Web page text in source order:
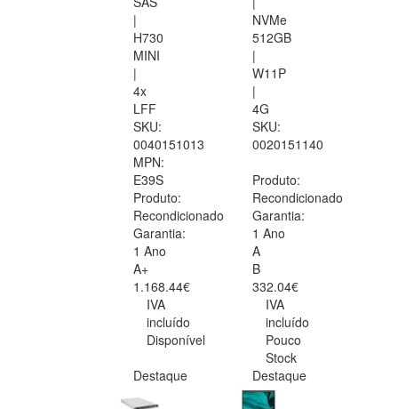
|
H730
MINI
|
4x
LFF
SKU:
0040151013
MPN:
E39S
Produto:
Recondicionado
Garantia:
1 Ano
A+
1.168.44€
IVA
incluído
Disponível
NVMe
512GB
|
W11P
|
4G
SKU:
0020151140
Produto:
Recondicionado
Garantia:
1 Ano
A
B
332.04€
IVA
incluído
Pouco
Stock
Destaque
Destaque